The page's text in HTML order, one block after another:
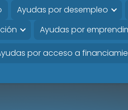
Ayudas por desempleo
Ayudas por
por acceso a